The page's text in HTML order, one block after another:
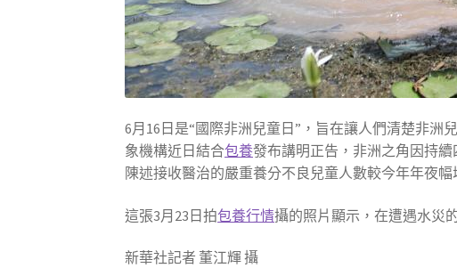
6月16日是“國際非洲兒童日”，旨在讓人們清楚非
象機構近日結合包養發布講明正告，非洲之角因持
陳述接收醫治的嚴重養分不良兒童人數較今年年夜幅
這張3月23日拍包養行情攝的照片顯示，在遭遇水災
新華社記者 董江輝 攝